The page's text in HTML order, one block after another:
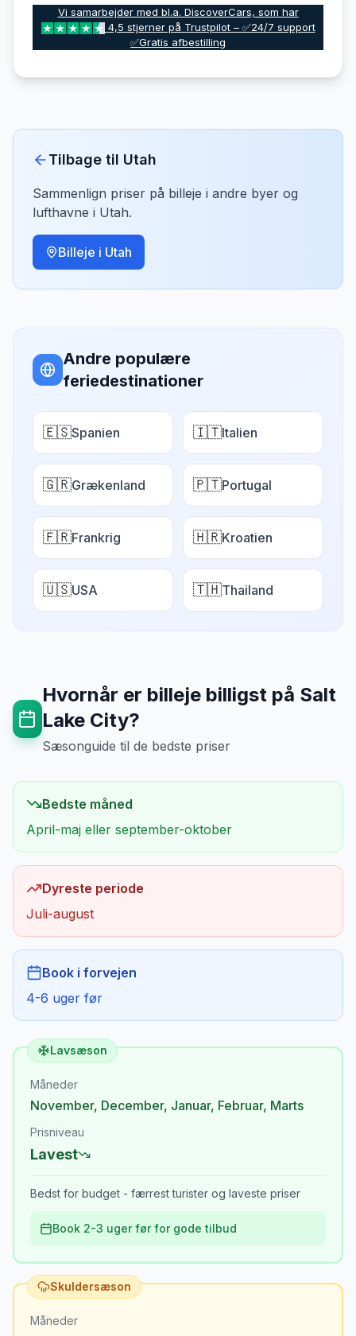
Vi samarbejder med bl.a. DiscoverCars, som har
4,5 stjerner på Trustpilot – ✅24/7 support
✅Gratis afbestilling
Tilbage til Utah
Sammenlign priser på billeje i andre byer og
lufthavne i Utah.
Billeje i Utah
Andre populære
feriedestinationer
🇪🇸Spanien 🇮🇹Italien
🇬🇷Grækenland 🇵🇹Portugal
🇫🇷Frankrig 🇭🇷Kroatien
🇺🇸USA 🇹🇭Thailand
Hvornår er billeje billigst på Salt
Lake City?
Sæsonguide til de bedste priser
Bedste måned
April-maj eller september-oktober
Dyreste periode
Juli-august
Book i forvejen
4-6 uger før
Lavsæson
Måneder
November, December, Januar, Februar, Marts
Prisniveau
Lavest
Bedst for budget - færrest turister og laveste priser
Book 2-3 uger før for gode tilbud
Skuldersæson
Måneder